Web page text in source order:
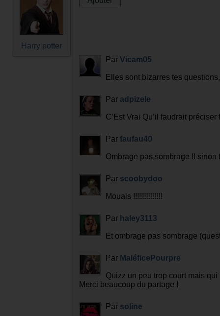
Harry potter
Par Vicam05
Elles sont bizarres tes
Par adpizele
C’Est Vrai Qu’il faudrait
Par faufau40
Ombrage pas sombrage !!
Par scoobydoo
Mouais !!!!!!!!!!!!!!!
Par haley3113
Et ombrage pas sombrage
Par MaléficePourpre
Quizz un peu trop court mais
Merci beaucoup du partage !
Par soline